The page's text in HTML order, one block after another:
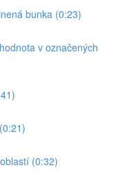
bunka (0:23)
v označených
(0:32)